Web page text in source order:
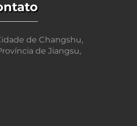
de Changshu,
de Jiangsu,